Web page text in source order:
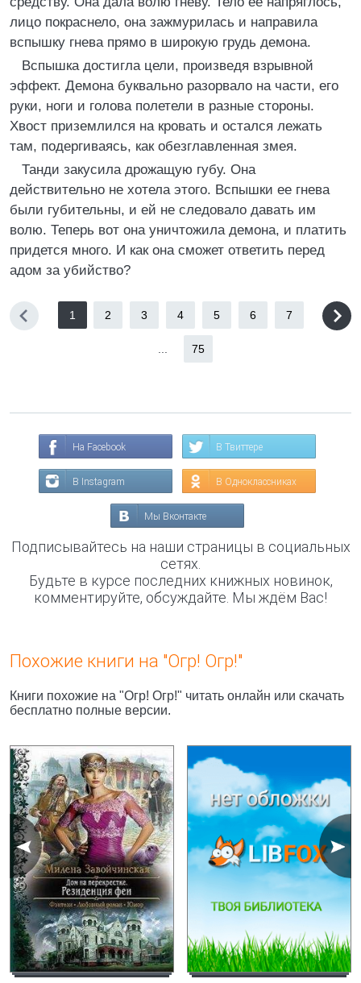
лицо покраснело, она зажмурилась и направила
вспышку гнева прямо в широкую грудь демона.
Вспышка достигла цели, произведя взрывной
эффект. Демона буквально разорвало на части, его
руки, ноги и голова полетели в разные стороны.
Хвост приземлился на кровать и остался лежать
там, подергиваясь, как обезглавленная змея.
Танди закусила дрожащую губу. Она
действительно не хотела этого. Вспышки ее гнева
были губительны, и ей не следовало давать им
волю. Теперь вот она уничтожила демона, и платить
придется много. И как она сможет ответить перед
адом за убийство?
1 2 3 4 5 6 7
75
На Facebook В Твиттере
В Instagram В Одноклассниках
Мы Вконтакте
Подписывайтесь на наши страницы в социальных
сетях.
Будьте в курсе последних книжных новинок,
комментируйте, обсуждайте. Мы ждём Вас!
Похожие книги на "Огр! Огр!"
Книги похожие на "Огр! Огр!" читать онлайн или скачать
бесплатно полные версии.